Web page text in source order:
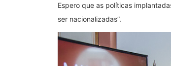
Espero que as políticas
ser nacionalizadas”.